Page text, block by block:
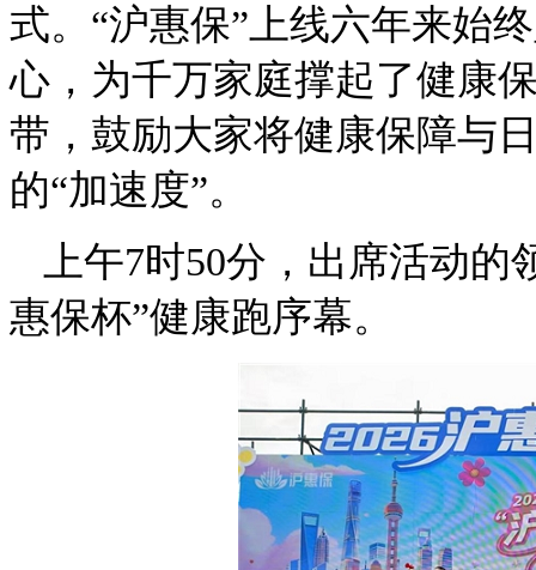
式。“沪惠保”上线六年来始
心，为千万家庭撑起了健康
带，鼓励大家将健康保障与
的“加速度”。
上午7时50分，出席活动
惠保杯”健康跑序幕。